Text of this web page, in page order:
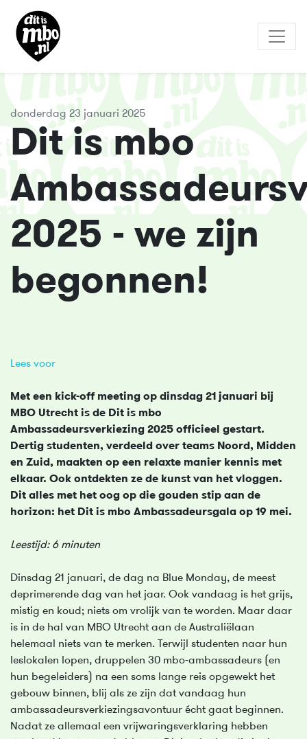
donderdag 23 januari 2025
Dit is mbo
2025 - we zijn
begonnen!
Lees voor
Met een kick-off meeting op dinsdag 21 januari bij
MBO Utrecht is de Dit is mbo
Ambassadeursverkiezing 2025 officieel gestart.
Dertig studenten, verdeeld over teams Noord, Midden
en Zuid, maakten op een relaxte manier kennis met
elkaar. Ook ontdekten ze de kunst van het vloggen.
Dit alles met het oog op die gouden stip aan de
horizon: het Dit is mbo Ambassadeursgala op 19 mei.
Leestijd: 6 minuten
Dinsdag 21 januari, de dag na Blue Monday, de meest
deprimerende dag van het jaar. Ook vandaag is het grijs,
mistig en koud; niets om vrolijk van te worden. Maar daar
is in de hal van MBO Utrecht aan de Australiëlaan
helemaal niets van te merken. Terwijl studenten naar hun
leslokalen lopen, druppelen 30 mbo-ambassadeurs (en
hun begeleiders) na een soms lange reis opgewekt het
gebouw binnen, blij als ze zijn dat vandaag hun
ambassadeursverkiezingsavontuur écht gaat beginnen.
Nadat ze allemaal een vrijwaringsverklaring hebben